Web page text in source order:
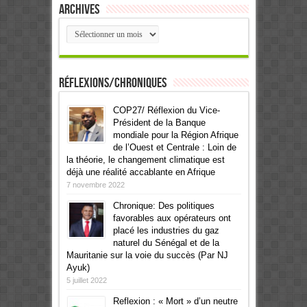
Archives
Archives
Réflexions/Chroniques
COP27/ Réflexion du Vice-
Président de la Banque
mondiale pour la Région Afrique
de l’Ouest et Centrale : Loin de
la théorie, le changement climatique est
déjà une réalité accablante en Afrique
7 novembre 2022
Chronique: Des politiques
favorables aux opérateurs ont
placé les industries du gaz
naturel du Sénégal et de la
Mauritanie sur la voie du succès (Par NJ
Ayuk)
5 juillet 2022
Reflexion : « Mort » d’un neutre